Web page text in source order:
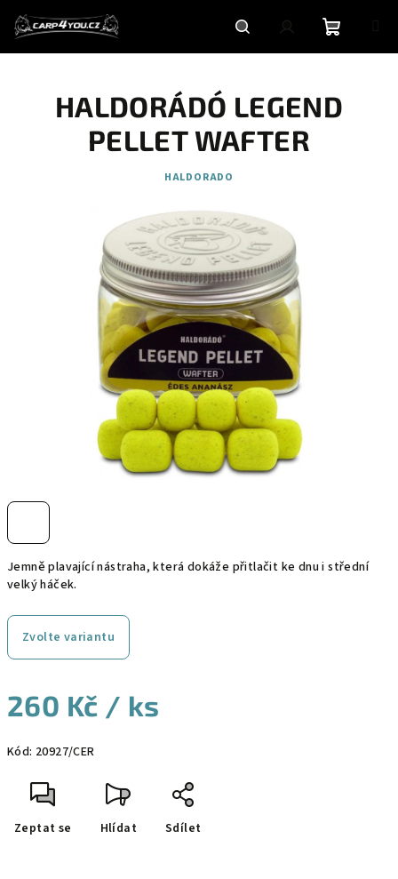
obsah
HledatPřihlášeníNákupní
košík
Jemně plavající nástraha, která dokáže přitlačit ke dnu i střední
velký háček.
Zvolte variantu
260 Kč / ks
cena:
Kód: 20927/CER
Zeptat se Hlídat Sdílet
HALDORÁDÓ LEGEND
PELLET WAFTER
HALDORADO